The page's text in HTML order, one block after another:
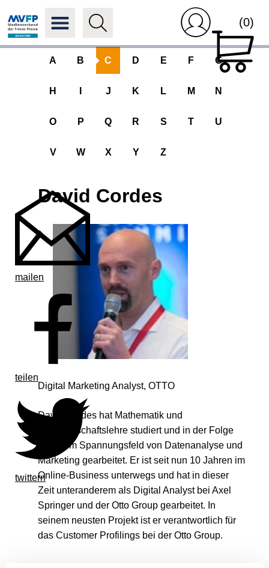
(0)
A B C D E F G
H J K L M N
O P Q R S T U
V W X Y Z
mailen
teilen
twittern
David Cordes
Digital Marketing Analyst, OTTO
David Cordes hat Mathematik und
Volkswirtschaftslehre studiert und in der Folge
immer im Spannungsfeld von Datenanalyse und
Marketing gearbeitet. Er ist seit nun 10 Jahren im
Online-Business unterwegs und hat in dieser
Zeit unteranderem als Digital Analyst bei Axel
Springer und der Otto Group gearbeitet. In
seinem neusten Projekt ist er verantwortlich für
das Customer Profilings bei der Otto Group.